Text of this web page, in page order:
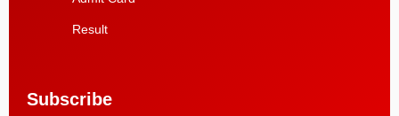
Result
Subscribe